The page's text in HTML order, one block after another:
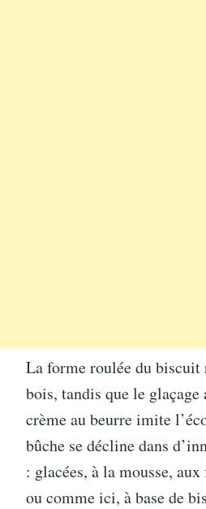
La forme roulée du
bois, tandis que le
crème au beurre imite
bûche se décline dans
: glacées, à la mousse,
ou comme ici, à base de